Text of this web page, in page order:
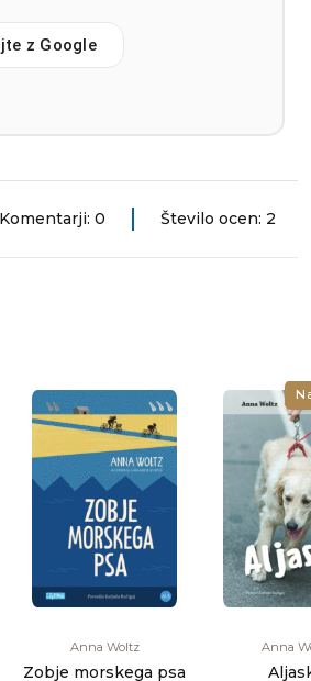
z Google
Komentarji: 0 Število ocen: 2
Anna Woltz
Zobje morskega psa
Anna